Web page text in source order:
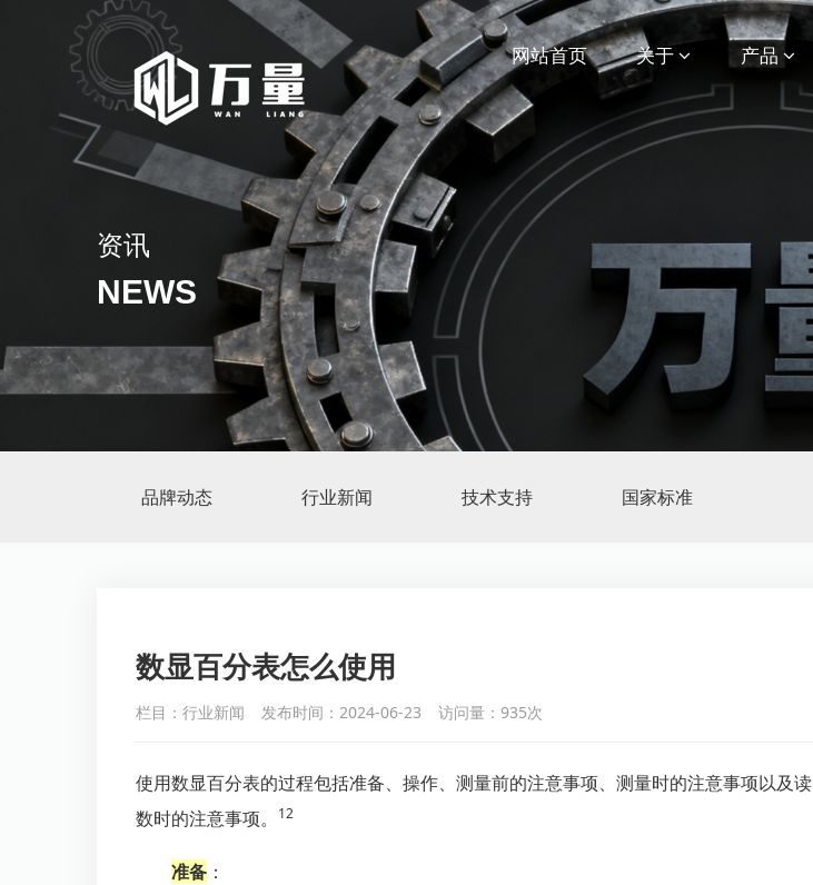
网站首页 关于 产品
资讯
NEWS
品牌动态 行业新闻 技术支持 国家标准
数显百分表怎么使用
栏目：行业新闻 发布时间：2024-06-23 访问量：935次
使用数显百分表的过程包括准备、操作、测量前的注意事项、测量时的注意事项以及读
数时的注意事项。
12
准备 ：